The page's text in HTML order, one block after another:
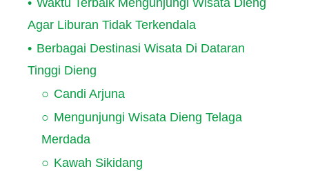
Waktu Terbaik Mengunjungi Wisata Dieng
Agar Liburan Tidak Terkendala
Berbagai Destinasi Wisata Di Dataran
Tinggi Dieng
Candi Arjuna
Mengunjungi Wisata Dieng Telaga
Merdada
Kawah Sikidang